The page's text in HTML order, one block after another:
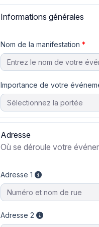
Informations générales
Nom de la manifestation
Importance de votre
Adresse
Où se déroule votre
Adresse 1
Adresse 2